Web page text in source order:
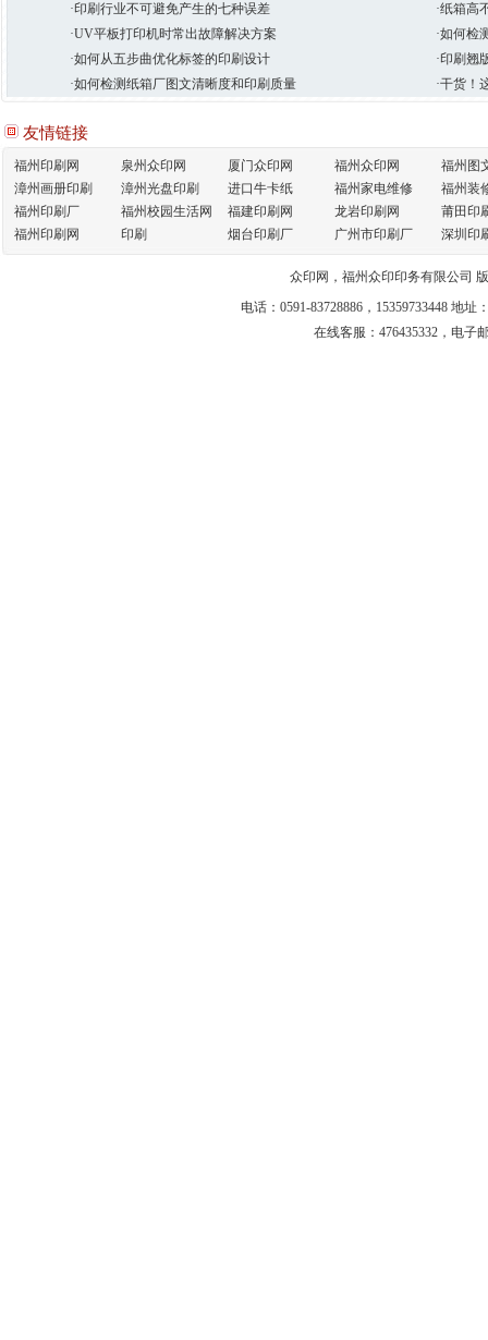
·印刷行业不可避免产生的七种误差
·纸箱高
·UV平板打印机时常出故障解决方案
·如何检
·如何从五步曲优化标签的印刷设计
·印刷翘
·如何检测纸箱厂图文清晰度和印刷质量
·干货！
友情链接
福州印刷网 泉州众印网 厦门众印网 福州众印网
福州图
漳州画册印刷
漳州光盘印刷 进口牛卡纸 福州家电维修
福州装
福州印刷厂
福州校园生活网 福建印刷网 龙岩印刷网
莆田印
福州印刷网
印刷 烟台印刷厂 广州市印刷厂 深圳印
众印网，福州众印印务有限公司
电话：0591-83728886，15359733448 地
在线客服： 476435332， 电子